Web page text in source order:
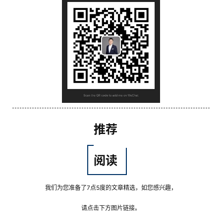
推荐
阅读
我们为您准备了7点5度的文章精选，如您感兴趣，
请点击下方图片链接。